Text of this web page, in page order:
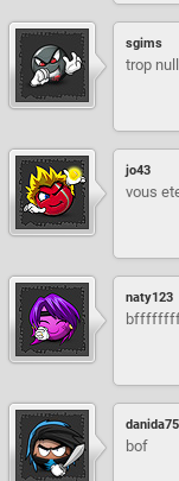
sgims
trop
jo43
vous
naty123
danida75
bof